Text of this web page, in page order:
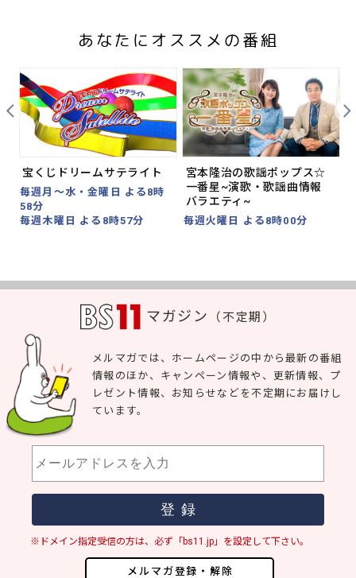
あなたにオススメの番組
宝くじドリームサテライト
毎週月～水・金曜日 よる8時
58分
毎週木曜日 よる8時57分
宮本隆治の歌謡ポップス☆
一番星~演歌・歌謡曲情報
バラエティ~
毎週火曜日 よる8時00分
マガジン （不定期）
メルマガ登録・解除
メルマガでは、ホームページの中から最新の番組
情報のほか、キャンペーン情報や、更新情報、プ
レゼント情報、お知らせなどを不定期にお届けし
ています。
※ドメイン指定受信の方は、必ず「bs11.jp」を設定して下さい。